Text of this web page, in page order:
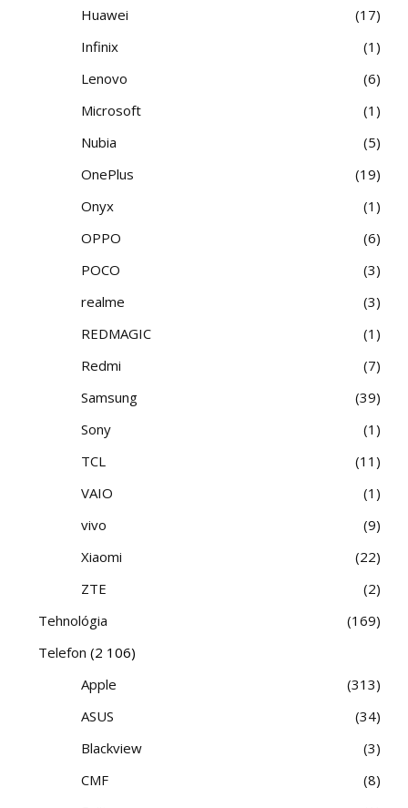
Huawei
17
Infinix
1
Lenovo
6
Microsoft
1
Nubia
5
OnePlus
19
Onyx
1
OPPO
6
POCO
3
realme
3
REDMAGIC
1
Redmi
7
Samsung
39
Sony
1
TCL
11
VAIO
1
vivo
9
Xiaomi
22
ZTE
2
Tehnológia
169
Telefon (2 106)
Apple
313
ASUS
34
Blackview
3
CMF
8